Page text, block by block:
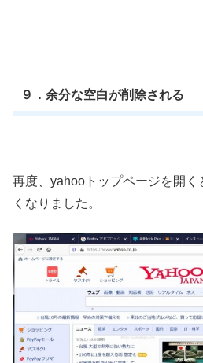
９．余分な空白が削除される
再度、yahooトップページを開
くなりました。